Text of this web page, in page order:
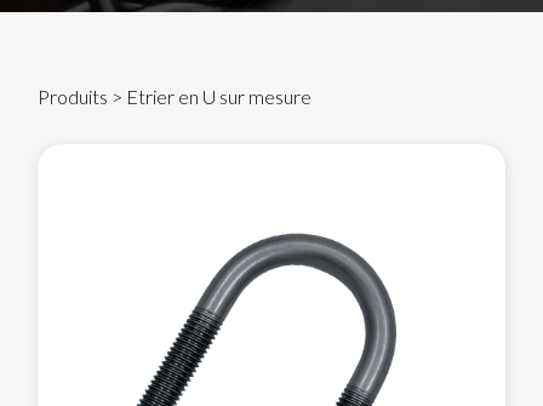
Produits > Etrier en U sur mesure